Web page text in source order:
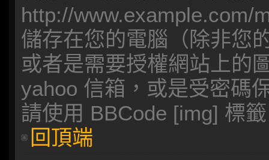
http://www.example.com/
儲存在您的電腦（除非您
或者是需要授權網站上的
yahoo 信箱，或是受密碼
請使用 BBCode [img] 標
回頂端